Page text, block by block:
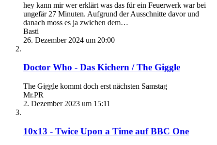
hey kann mir wer erklärt was das für ein Feuerwerk war bei
ungefär 27 Minuten. Aufgrund der Ausschnitte davor und
danach moss es ja zwichen dem…
Basti
26. Dezember 2024 um 20:00
Doctor Who - Das Kichern / The Giggle
The Giggle kommt doch erst nächsten Samstag
Mr.PR
2. Dezember 2023 um 15:11
10x13 - Twice Upon a Time auf BBC One